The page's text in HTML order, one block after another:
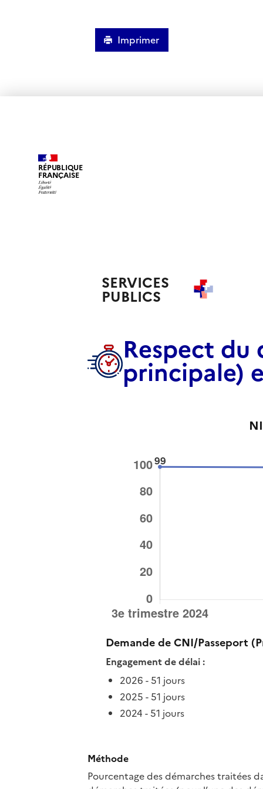
Imprimer
RÉPUBLIQUE
FRANÇAISE
SERVICES
PUBLICS
Respect
principale)
Demande de CNI/Passeport
Engagement de délai :
2026 - 51 jours
2025 - 51 jours
2024 - 51 jours
Méthode
Pourcentage des démarches traitées